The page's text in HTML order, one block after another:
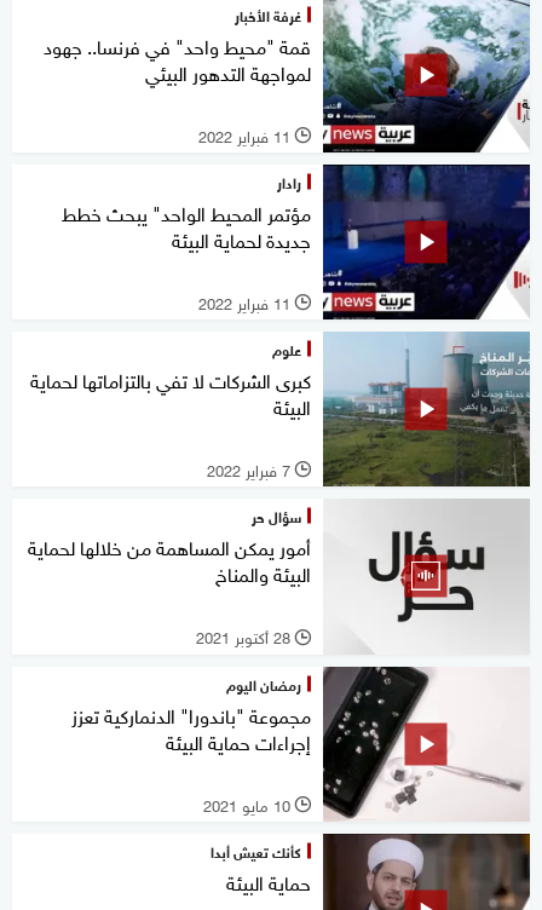
غرفة الأخبار
قمة "محيط واحد" في فرنسا.. جهود
لمواجهة التدهور البيئي
l 11 فبراير 2022
رادار
مؤتمر المحيط الواحد" يبحث خطط
جديدة لحماية البيئة
l 11 فبراير 2022
علوم
كبرى الشركات لا تفي بالتزاماتها لحماية
البيئة
l 7 فبراير 2022
سؤال حر
أمور يمكن المساهمة من خلالها لحماية
البيئة والمناخ
l 28 أكتوبر 2021
رمضان اليوم
مجموعة "باندورا" الدنماركية تعزز
إجراءات حماية البيئة
l 10 مايو 2021
كأنك تعيش أبدا
حماية البيئة